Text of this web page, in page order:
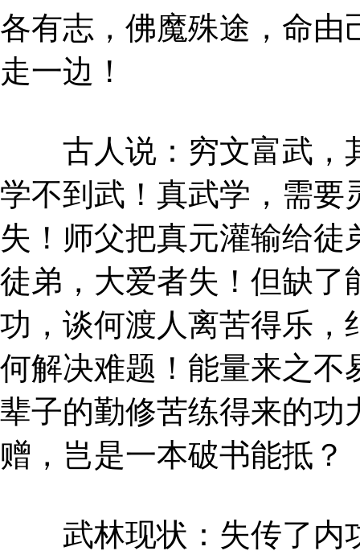
各有志，佛魔殊途，命由
走一边！
古人说：穷文富武，
学不到武！真武学，需要
失！师父把真元灌输给
徒弟，大爱者失！但缺了
功，谈何渡人离苦得乐，
何解决难题！能量来之不
辈子的勤修苦练得来的功
赠，岂是一本破书能抵？
武林现状：失传了内